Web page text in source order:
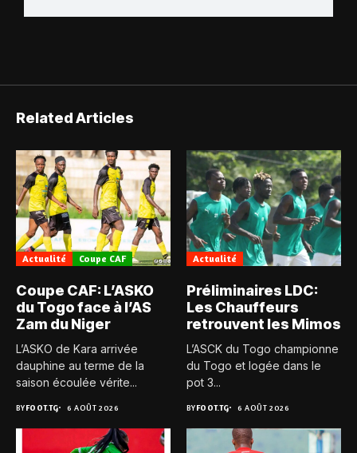
Related Articles
Actualité Coupe CAF
Coupe CAF: L’ASKO
du Togo face à l’AS
Zam du Niger
L’ASKO de Kara arrivée
dauphine au terme de la
saison écoulée vérite...
BYFOOT.TG 6 AOÛT 2026
Actualité
Préliminaires LDC:
Les Chauffeurs
retrouvent les Mimos
L’ASCK du Togo championne
du Togo et logée dans le
pot 3...
BYFOOT.TG 6 AOÛT 2026